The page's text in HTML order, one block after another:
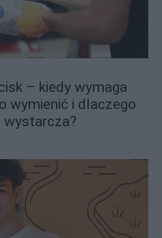
– kiedy wymaga
wymienić i dlaczego
wystarcza?